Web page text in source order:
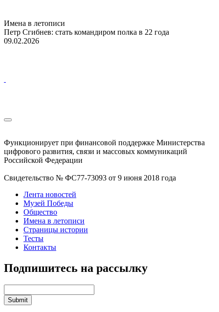
Имена в летописи
Петр Сгибнев: стать командиром полка в 22 года
09.02.2026
Функционирует при финансовой поддержке Министерства
цифрового развития, связи и массовых коммуникаций
Российской Федерации
Свидетельство № ФС77-73093 от 9 июня 2018 года
Лента новостей
Музей Победы
Общество
Имена в летописи
Страницы истории
Тесты
Контакты
Подпишитесь на рассылку